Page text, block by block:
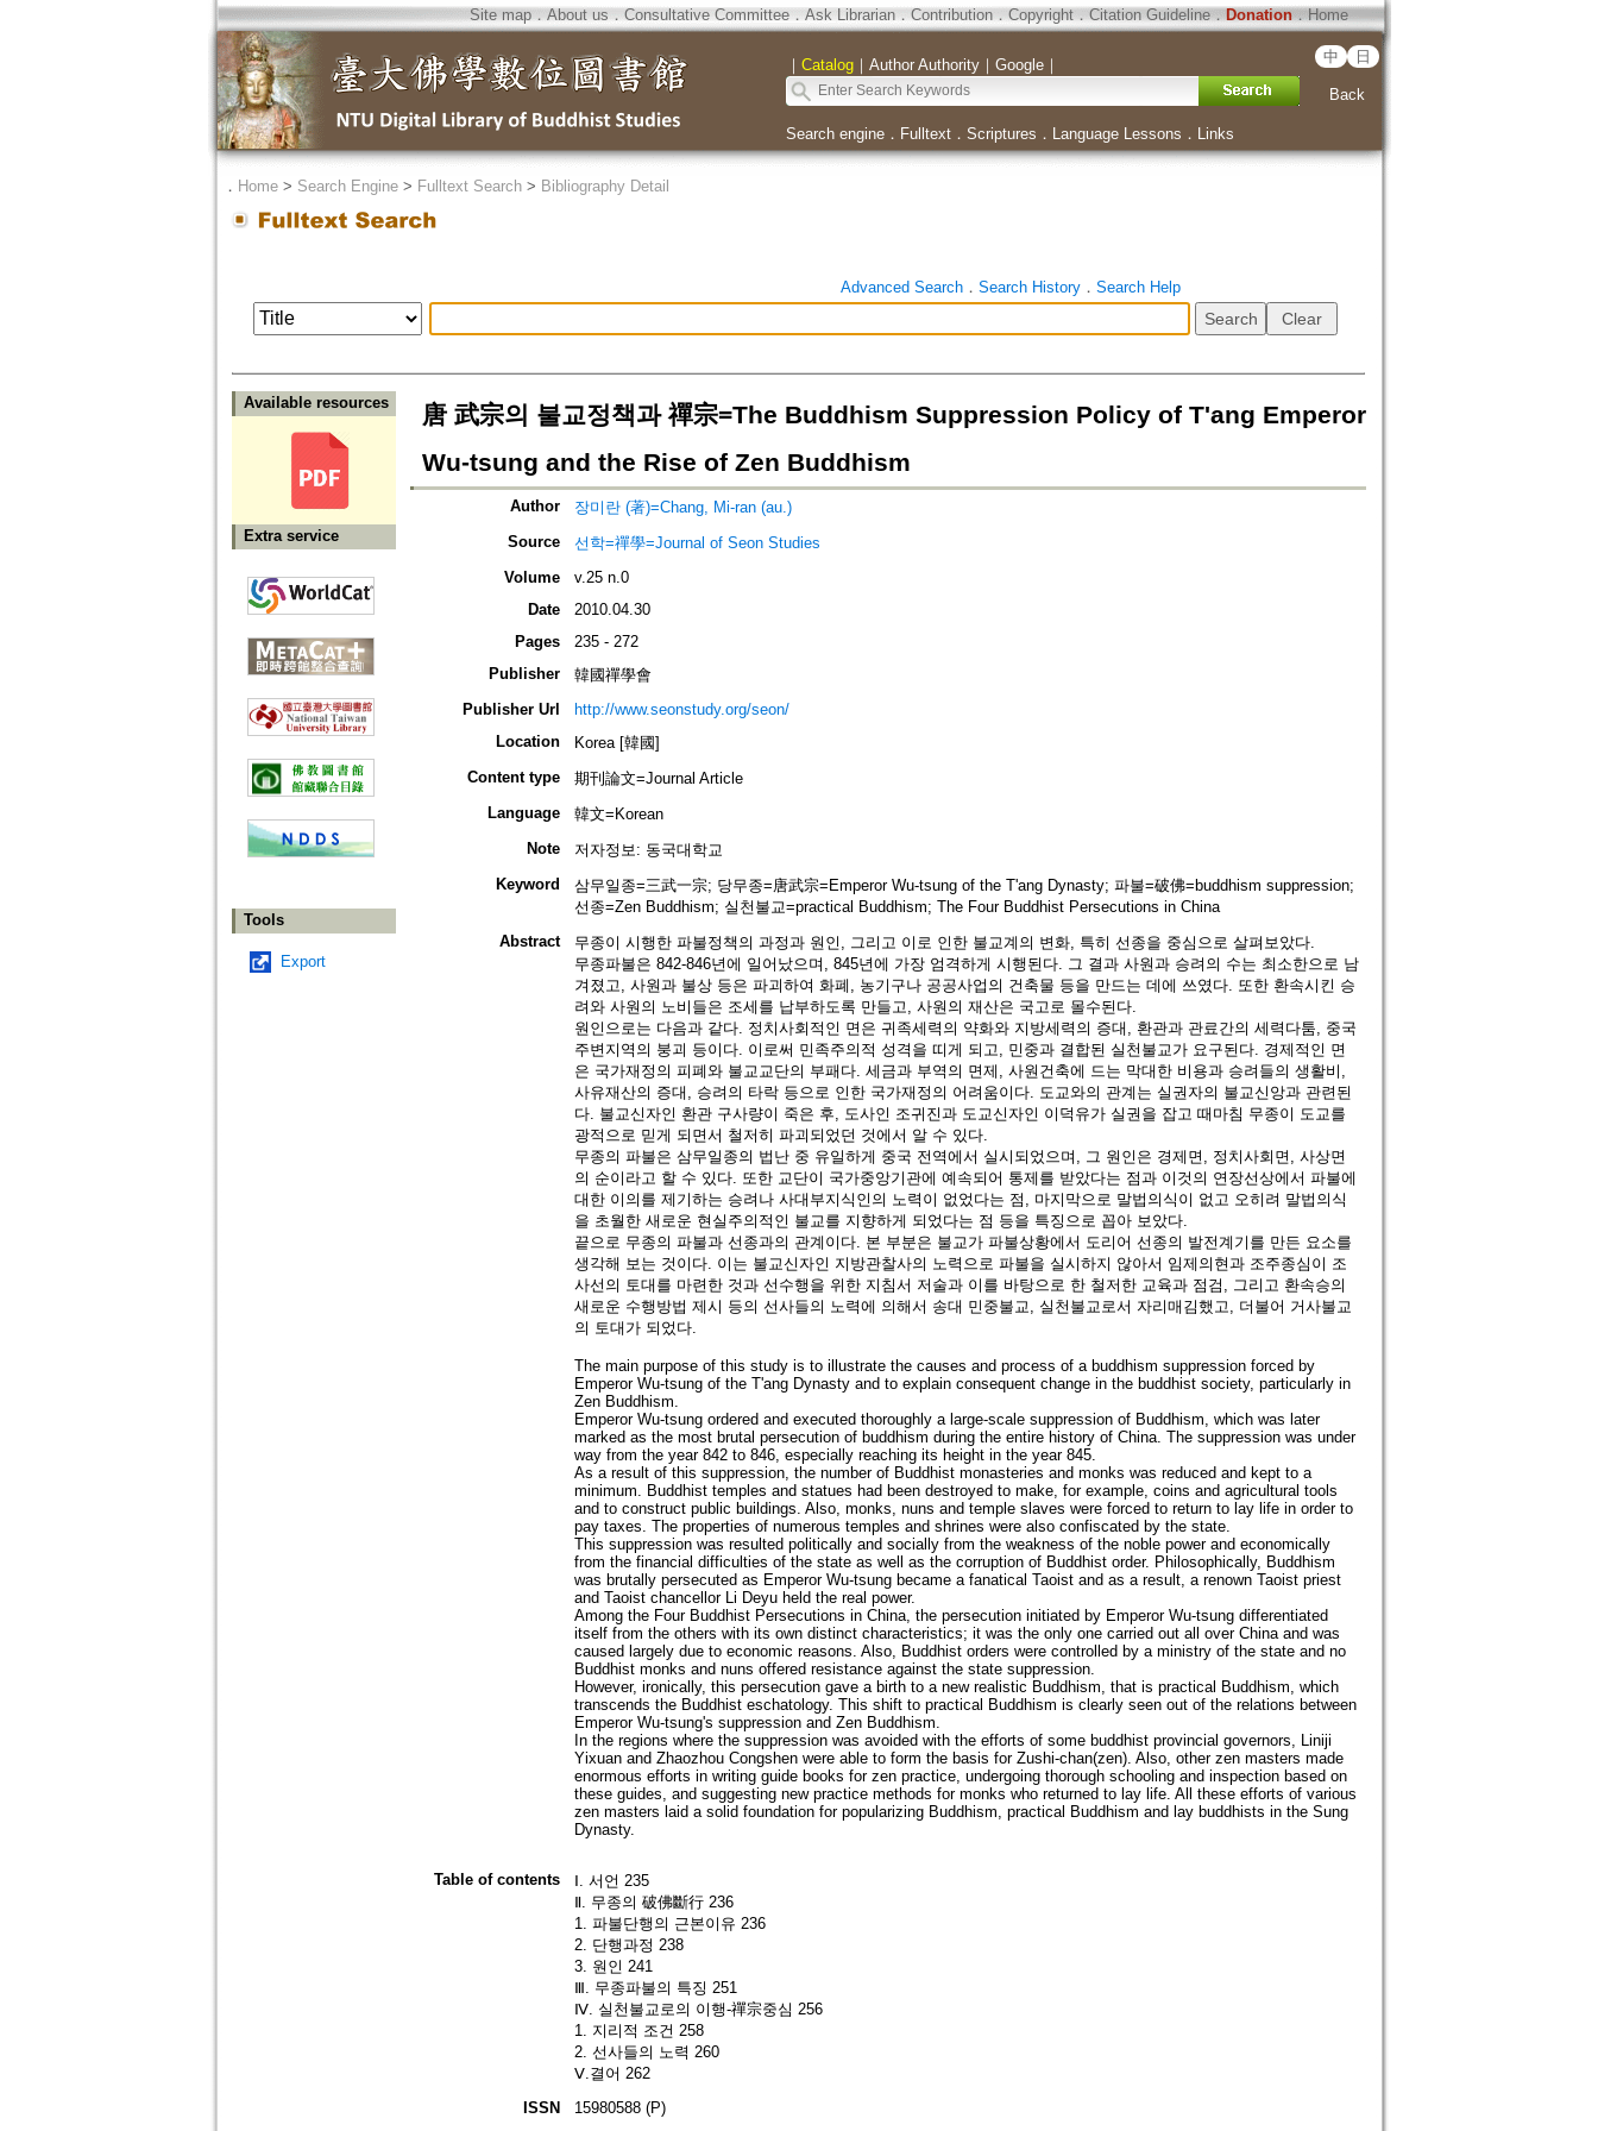
Site map．About us ． Consultative Committee． Ask Librarian． Contribution．Copyright．Citation Guideline． Donation．Home
｜ Catalog｜ Author Authority｜ Google｜ 中 日
Back
Search engine． Fulltext． Scriptures ． Language Lessons ． Links
． Home> Search Engine> Fulltext Search> Bibliography Detail
Advanced Search． Search History． Search Help
Available resources
Extra service
Tools
Export
唐 武宗의 불교정책과 禪宗=The Buddhism Suppression Policy of T'ang Emperor
Wu-tsung and the Rise of Zen Buddhism
Author
장미란 (著)=Chang, Mi-ran (au.)
Source
선학=禪學=Journal of Seon Studies
Volume
v.25 n.0
Date
2010.04.30
Pages
235 - 272
Publisher
韓國禪學會
Publisher Url
http://www.seonstudy.org/seon/
Location
Korea [韓國]
Content type
期刊論文=Journal Article
Language
韓文=Korean
Note
저자정보: 동국대학교
Keyword
삼무일종=三武一宗; 당무종=唐武宗=Emperor Wu-tsung of the T'ang Dynasty; 파불=破佛=buddhism suppression;
선종=Zen Buddhism; 실천불교=practical Buddhism; The Four Buddhist Persecutions in China
Abstract
무종이 시행한 파불정책의 과정과 원인, 그리고 이로 인한 불교계의 변화, 특히 선종을 중심으로 살펴보았다.
무종파불은 842-846년에 일어났으며, 845년에 가장 엄격하게 시행된다. 그 결과 사원과 승려의 수는 최소한으로 남
겨졌고, 사원과 불상 등은 파괴하여 화폐, 농기구나 공공사업의 건축물 등을 만드는 데에 쓰였다. 또한 환속시킨 승
려와 사원의 노비들은 조세를 납부하도록 만들고, 사원의 재산은 국고로 몰수된다.
원인으로는 다음과 같다. 정치사회적인 면은 귀족세력의 약화와 지방세력의 증대, 환관과 관료간의 세력다툼, 중국
주변지역의 붕괴 등이다. 이로써 민족주의적 성격을 띠게 되고, 민중과 결합된 실천불교가 요구된다. 경제적인 면
은 국가재정의 피폐와 불교교단의 부패다. 세금과 부역의 면제, 사원건축에 드는 막대한 비용과 승려들의 생활비,
사유재산의 증대, 승려의 타락 등으로 인한 국가재정의 어려움이다. 도교와의 관계는 실권자의 불교신앙과 관련된
다. 불교신자인 환관 구사량이 죽은 후, 도사인 조귀진과 도교신자인 이덕유가 실권을 잡고 때마침 무종이 도교를
광적으로 믿게 되면서 철저히 파괴되었던 것에서 알 수 있다.
무종의 파불은 삼무일종의 법난 중 유일하게 중국 전역에서 실시되었으며, 그 원인은 경제면, 정치사회면, 사상면
의 순이라고 할 수 있다. 또한 교단이 국가중앙기관에 예속되어 통제를 받았다는 점과 이것의 연장선상에서 파불에
대한 이의를 제기하는 승려나 사대부지식인의 노력이 없었다는 점, 마지막으로 말법의식이 없고 오히려 말법의식
을 초월한 새로운 현실주의적인 불교를 지향하게 되었다는 점 등을 특징으로 꼽아 보았다.
끝으로 무종의 파불과 선종과의 관계이다. 본 부분은 불교가 파불상황에서 도리어 선종의 발전계기를 만든 요소를
생각해 보는 것이다. 이는 불교신자인 지방관찰사의 노력으로 파불을 실시하지 않아서 임제의현과 조주종심이 조
사선의 토대를 마련한 것과 선수행을 위한 지침서 저술과 이를 바탕으로 한 철저한 교육과 점검, 그리고 환속승의
새로운 수행방법 제시 등의 선사들의 노력에 의해서 송대 민중불교, 실천불교로서 자리매김했고, 더불어 거사불교
의 토대가 되었다.
The main purpose of this study is to illustrate the causes and process of a buddhism suppression forced by
Emperor Wu-tsung of the T'ang Dynasty and to explain consequent change in the buddhist society, particularly in
Zen Buddhism.
Emperor Wu-tsung ordered and executed thoroughly a large-scale suppression of Buddhism, which was later
marked as the most brutal persecution of buddhism during the entire history of China. The suppression was under
way from the year 842 to 846, especially reaching its height in the year 845.
As a result of this suppression, the number of Buddhist monasteries and monks was reduced and kept to a
minimum. Buddhist temples and statues had been destroyed to make, for example, coins and agricultural tools
and to construct public buildings. Also, monks, nuns and temple slaves were forced to return to lay life in order to
pay taxes. The properties of numerous temples and shrines were also confiscated by the state.
This suppression was resulted politically and socially from the weakness of the noble power and economically
from the financial difficulties of the state as well as the corruption of Buddhist order. Philosophically, Buddhism
was brutally persecuted as Emperor Wu-tsung became a fanatical Taoist and as a result, a renown Taoist priest
and Taoist chancellor Li Deyu held the real power.
Among the Four Buddhist Persecutions in China, the persecution initiated by Emperor Wu-tsung differentiated
itself from the others with its own distinct characteristics; it was the only one carried out all over China and was
caused largely due to economic reasons. Also, Buddhist orders were controlled by a ministry of the state and no
Buddhist monks and nuns offered resistance against the state suppression.
However, ironically, this persecution gave a birth to a new realistic Buddhism, that is practical Buddhism, which
transcends the Buddhist eschatology. This shift to practical Buddhism is clearly seen out of the relations between
Emperor Wu-tsung's suppression and Zen Buddhism.
In the regions where the suppression was avoided with the efforts of some buddhist provincial governors, Liniji
Yixuan and Zhaozhou Congshen were able to form the basis for Zushi-chan(zen). Also, other zen masters made
enormous efforts in writing guide books for zen practice, undergoing thorough schooling and inspection based on
these guides, and suggesting new practice methods for monks who returned to lay life. All these efforts of various
zen masters laid a solid foundation for popularizing Buddhism, practical Buddhism and lay buddhists in the Sung
Dynasty.
Table of contents
Ⅰ. 서언 235
Ⅱ. 무종의 破佛斷行 236
1. 파불단행의 근본이유 236
2. 단행과정 238
3. 원인 241
Ⅲ. 무종파불의 특징 251
Ⅳ. 실천불교로의 이행-禪宗중심 256
1. 지리적 조건 258
2. 선사들의 노력 260
Ⅴ.결어 262
ISSN
15980588 (P)